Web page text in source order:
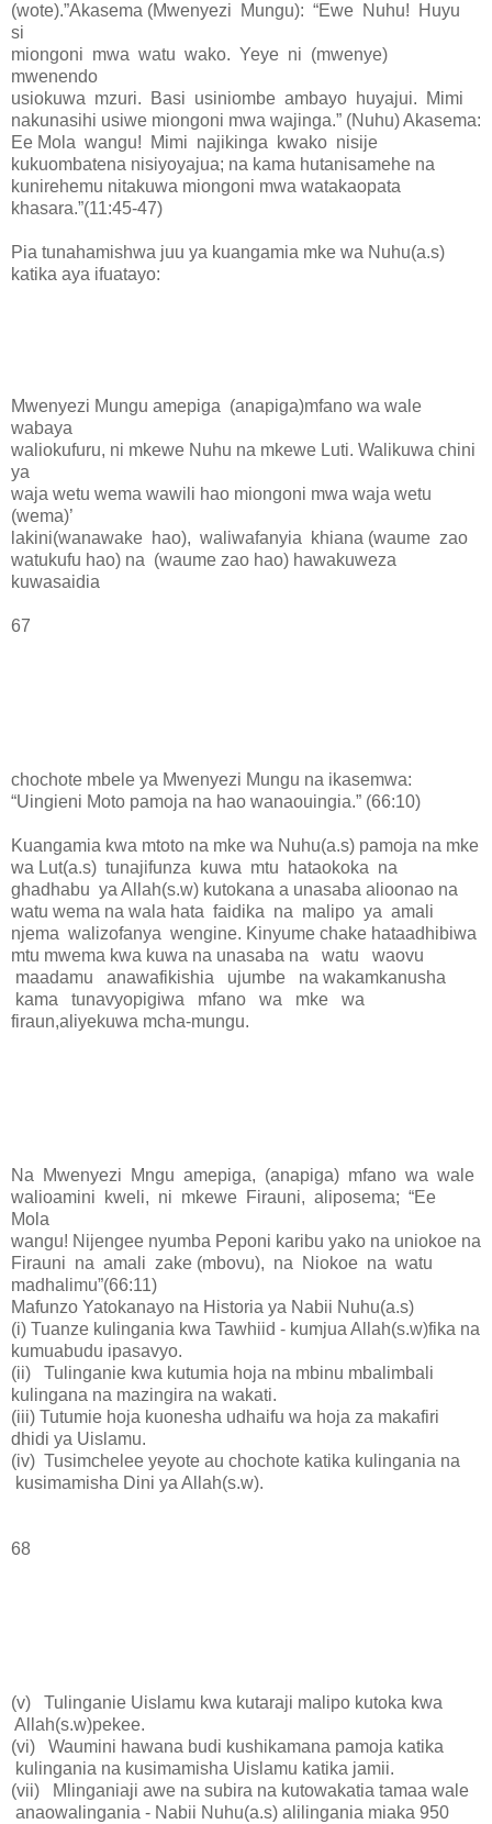
(wote).”Akasema (Mwenyezi Mungu): “Ewe Nuhu! Huyu
si
miongoni mwa watu wako. Yeye ni (mwenye)
mwenendo
usiokuwa mzuri. Basi usiniombe ambayo huyajui. Mimi
nakunasihi usiwe miongoni mwa wajinga.” (Nuhu) Akasema:
Ee Mola wangu! Mimi najikinga kwako nisije
kukuombatena nisiyoyajua; na kama hutanisamehe na
kunirehemu nitakuwa miongoni mwa watakaopata
khasara.”(11:45-47)
Pia tunahamishwa juu ya kuangamia mke wa Nuhu(a.s)
katika aya ifuatayo:
Mwenyezi Mungu amepiga (anapiga)mfano wa wale
wabaya
waliokufuru, ni mkewe Nuhu na mkewe Luti. Walikuwa chini
ya
waja wetu wema wawili hao miongoni mwa waja wetu
(wema)’
lakini(wanawake hao), waliwafanyia khiana (waume zao
watukufu hao) na (waume zao hao) hawakuweza
kuwasaidia
67
chochote mbele ya Mwenyezi Mungu na ikasemwa:
“Uingieni Moto pamoja na hao wanaouingia.” (66:10)
Kuangamia kwa mtoto na mke wa Nuhu(a.s) pamoja na mke
wa Lut(a.s) tunajifunza kuwa mtu hataokoka na
ghadhabu ya Allah(s.w) kutokana a unasaba alioonao na
watu wema na wala hata faidika na malipo ya amali
njema walizofanya wengine. Kinyume chake hataadhibiwa
mtu mwema kwa kuwa na unasaba na watu waovu
maadamu anawafikishia ujumbe na wakamkanusha
kama tunavyopigiwa mfano wa mke wa
firaun,aliyekuwa mcha-mungu.
Na Mwenyezi Mngu amepiga, (anapiga) mfano wa wale
walioamini kweli, ni mkewe Firauni, aliposema; “Ee
Mola
wangu! Nijengee nyumba Peponi karibu yako na uniokoe na
Firauni na amali zake (mbovu), na Niokoe na watu
madhalimu”(66:11)
Mafunzo Yatokanayo na Historia ya Nabii Nuhu(a.s)
(i) Tuanze kulingania kwa Tawhiid - kumjua Allah(s.w)fika na
kumuabudu ipasavyo.
(ii) Tulinganie kwa kutumia hoja na mbinu mbalimbali
kulingana na mazingira na wakati.
(iii) Tutumie hoja kuonesha udhaifu wa hoja za makafiri
dhidi ya Uislamu.
(iv) Tusimchelee yeyote au chochote katika kulingania na
kusimamisha Dini ya Allah(s.w).
68
(v) Tulinganie Uislamu kwa kutaraji malipo kutoka kwa
Allah(s.w)pekee.
(vi) Waumini hawana budi kushikamana pamoja katika
kulingania na kusimamisha Uislamu katika jamii.
(vii) Mlinganiaji awe na subira na kutowakatia tamaa wale
anaowalingania - Nabii Nuhu(a.s) alilingania miaka 950